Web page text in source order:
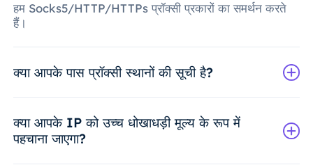
हम Socks5/HTTP/HTTPs प्रॉक्सी प्रकारों का समर्थन करते
हैं।
क्या आपके पास प्रॉक्सी स्थानों की सूची है?
क्या आपके IP को उच्च धोखाधड़ी मूल्य के रूप में
पहचाना जाएगा?